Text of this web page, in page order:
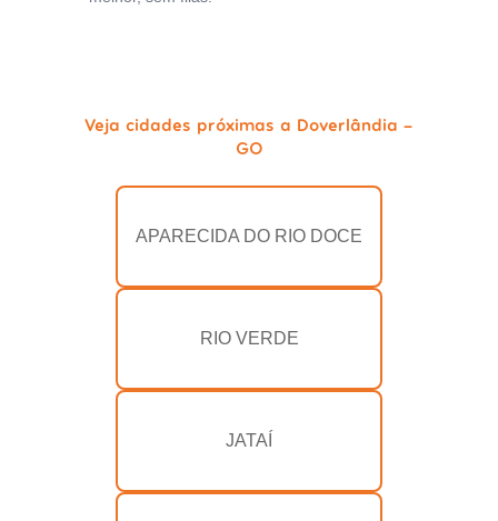
Veja cidades próximas a Doverlândia -
GO
APARECIDA DO RIO DOCE
RIO VERDE
JATAÍ